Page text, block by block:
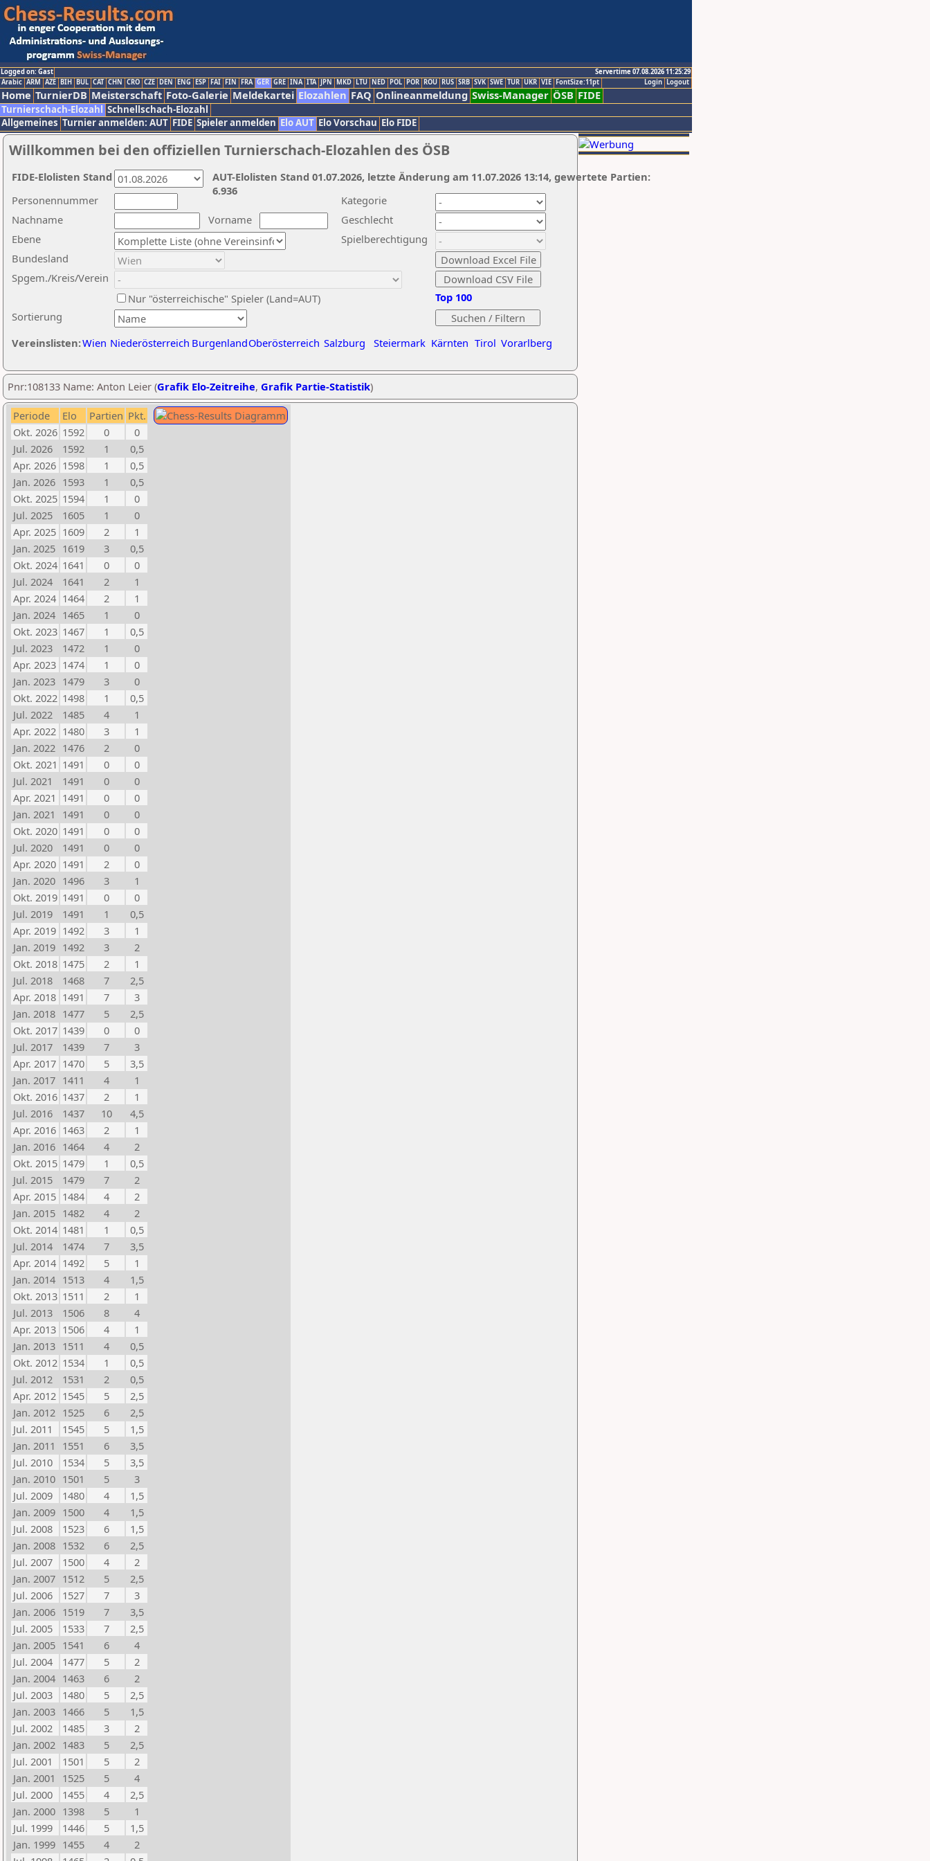
Logged on: Gast
Servertime 07.08.2026 11:25:29
Logout
Login
Arabic ARM AZE BIH BUL CAT CHN CRO CZE DEN ENG ESP FAI FIN FRA GER GRE INA ITA JPN MKD LTU NED POL POR ROU RUS SRB SVK SWE TUR UKR VIE FontSize:11pt
Home TurnierDB Meisterschaft Foto-Galerie Meldekartei Elozahlen FAQ Onlineanmeldung Swiss-Manager ÖSB FIDE
Turnierschach-Elozahl Schnellschach-Elozahl
Allgemeines Turnier anmelden: AUT FIDE Spieler anmelden Elo AUT Elo Vorschau Elo FIDE
Willkommen bei den offiziellen Turnierschach-Elozahlen des ÖSB
Nachname
Vorname
Ebene
Kategorie
Sortierung
Personennummer
Bundesland
Spgem./Kreis/Verein
Geschlecht
Nur "österreichische" Spieler (Land=AUT)
Spielberechtigung
Vereinslisten:Wien Niederösterreich BurgenlandOberösterreich Salzburg Steiermark Kärnten Tirol Vorarlberg
Top 100
AUT-Elolisten Stand 01.07.2026, letzte Änderung am 11.07.2026 13:14, gewertete Partien:
6.936
FIDE-Elolisten Stand
Pnr:108133 Name: Anton Leier (Grafik Elo-Zeitreihe, Grafik Partie-Statistik)
Periode Elo Partien Pkt.
Okt. 2026 1592 0
0
Jul. 2026
1592 1
0,5
Apr. 2026 1598 1
0,5
Jan. 2026 1593 1
0,5
Okt. 2025 1594 1
0
Jul. 2025
1605 1
0
Apr. 2025 1609 2
1
Jan. 2025 1619 3
0,5
Okt. 2024 1641 0
0
Jul. 2024
1641 2
1
Apr. 2024 1464 2
1
Jan. 2024 1465 1
0
Okt. 2023 1467 1
0,5
Jul. 2023
1472 1
0
Apr. 2023 1474 1
0
Jan. 2023 1479 3
0
Okt. 2022 1498 1
0,5
Jul. 2022
1485 4
1
Apr. 2022 1480 3
1
Jan. 2022 1476 2
0
Okt. 2021 1491 0
0
Jul. 2021
1491 0
0
Apr. 2021 1491 0
0
Jan. 2021
1491 0
0
Okt. 2020 1491 0
0
Jul. 2020
1491 0
0
Apr. 2020 1491 2
0
Jan. 2020 1496 3
1
Okt. 2019 1491 0
0
Jul. 2019
1491 1
0,5
Apr. 2019 1492 3
1
Jan. 2019 1492 3
2
Okt. 2018 1475 2
1
Jul. 2018
1468 7
2,5
Apr. 2018 1491 7
3
Jan. 2018 1477 5
2,5
Okt. 2017 1439 0
0
Jul. 2017
1439 7
3
Apr. 2017 1470 5
3,5
Jan. 2017 1411 4
1
Okt. 2016 1437 2
1
Jul. 2016
1437 10
4,5
Apr. 2016 1463 2
1
Jan. 2016 1464 4
2
Okt. 2015 1479 1
0,5
Jul. 2015
1479 7
2
Apr. 2015 1484 4
2
Jan. 2015 1482 4
2
Okt. 2014 1481 1
0,5
Jul. 2014
1474 7
3,5
Apr. 2014 1492 5
1
Jan. 2014 1513 4
1,5
Okt. 2013 1511 2
1
Jul. 2013
1506 8
4
Apr. 2013 1506 4
1
Jan. 2013 1511 4
0,5
Okt. 2012 1534 1
0,5
Jul. 2012
1531 2
0,5
Apr. 2012 1545 5
2,5
Jan. 2012 1525 6
2,5
Jul. 2011
1545 5
1,5
Jan. 2011
1551 6
3,5
Jul. 2010
1534 5
3,5
Jan. 2010 1501 5
3
Jul. 2009
1480 4
1,5
Jan. 2009 1500 4
1,5
Jul. 2008
1523 6
1,5
Jan. 2008 1532 6
2,5
Jul. 2007
1500 4
2
Jan. 2007 1512 5
2,5
Jul. 2006
1527 7
3
Jan. 2006 1519 7
3,5
Jul. 2005
1533 7
2,5
Jan. 2005 1541 6
4
Jul. 2004
1477 5
2
Jan. 2004 1463 6
2
Jul. 2003
1480 5
2,5
Jan. 2003 1466 5
1,5
Jul. 2002
1485 3
2
Jan. 2002 1483 5
2,5
Jul. 2001
1501 5
2
Jan. 2001
1525 5
4
Jul. 2000
1455 4
2,5
Jan. 2000 1398 5
1
Jul. 1999
1446 5
1,5
Jan. 1999 1455 4
2